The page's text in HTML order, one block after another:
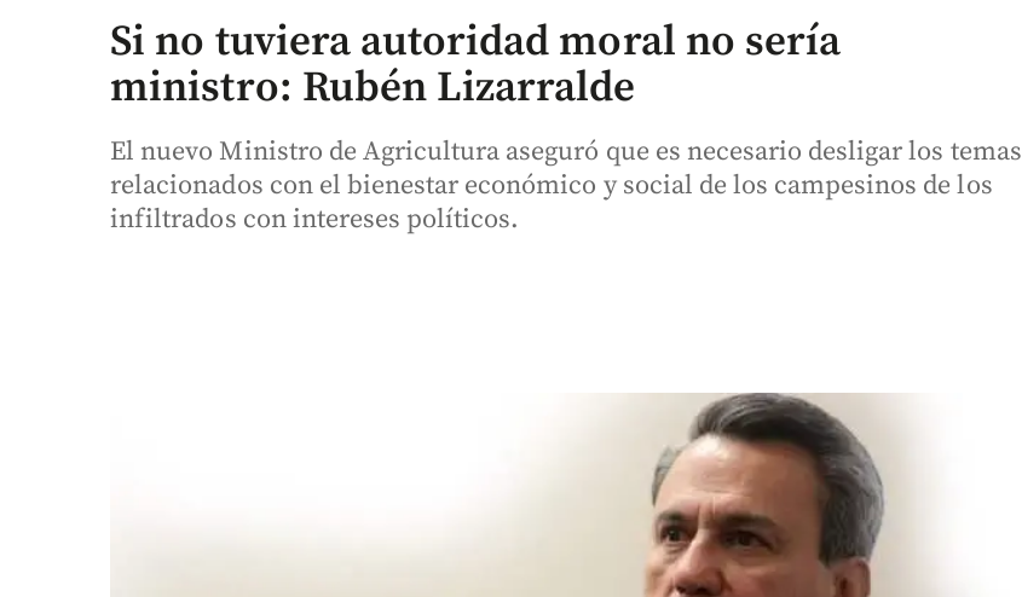
Si no tuviera autoridad moral no sería
ministro: Rubén Lizarralde
El nuevo Ministro de Agricultura aseguró que es necesario desligar los temas
relacionados con el bienestar económico y social de los campesinos de los
infiltrados con intereses políticos.